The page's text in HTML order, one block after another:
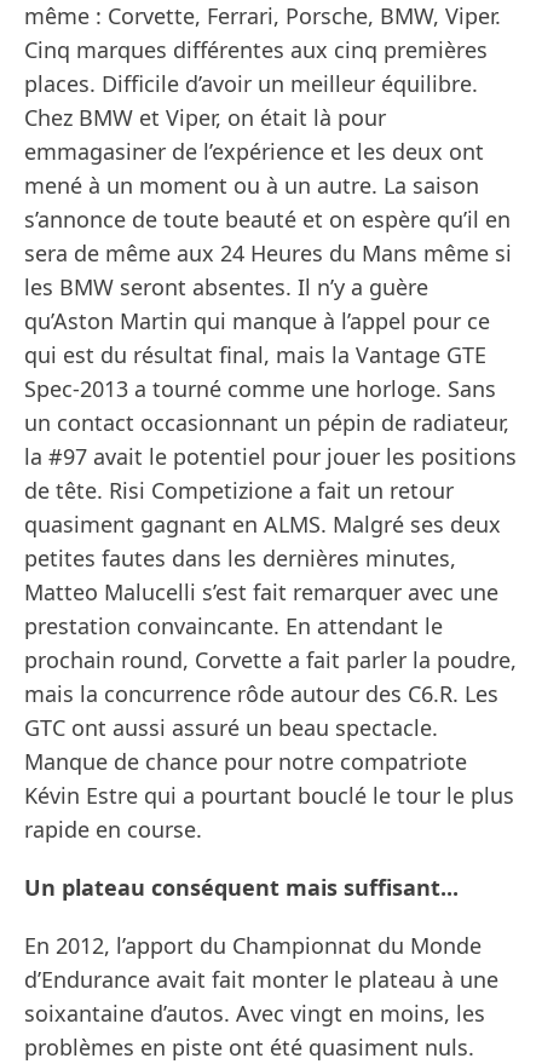
même : Corvette, Ferrari, Porsche, BMW, Viper.
Cinq marques différentes aux cinq premières
places. Difficile d’avoir un meilleur équilibre.
Chez BMW et Viper, on était là pour
emmagasiner de l’expérience et les deux ont
mené à un moment ou à un autre. La saison
s’annonce de toute beauté et on espère qu’il en
sera de même aux 24 Heures du Mans même si
les BMW seront absentes. Il n’y a guère
qu’Aston Martin qui manque à l’appel pour ce
qui est du résultat final, mais la Vantage GTE
Spec-2013 a tourné comme une horloge. Sans
un contact occasionnant un pépin de radiateur,
la #97 avait le potentiel pour jouer les positions
de tête. Risi Competizione a fait un retour
quasiment gagnant en ALMS. Malgré ses deux
petites fautes dans les dernières minutes,
Matteo Malucelli s’est fait remarquer avec une
prestation convaincante. En attendant le
prochain round, Corvette a fait parler la poudre,
mais la concurrence rôde autour des C6.R. Les
GTC ont aussi assuré un beau spectacle.
Manque de chance pour notre compatriote
Kévin Estre qui a pourtant bouclé le tour le plus
rapide en course.
Un plateau conséquent mais suffisant...
En 2012, l’apport du Championnat du Monde
d’Endurance avait fait monter le plateau à une
soixantaine d’autos. Avec vingt en moins, les
problèmes en piste ont été quasiment nuls.